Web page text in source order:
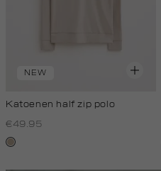
NEW
Katoenen half zip polo
€49.95
kit,